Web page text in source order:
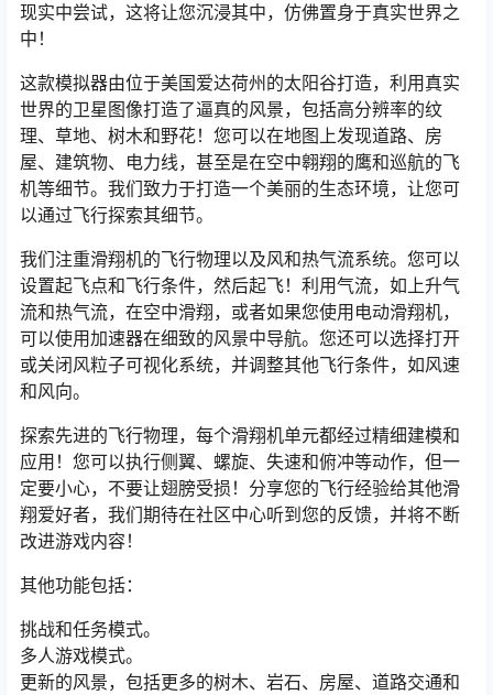
现实中尝试，这将让您沉浸其中，仿佛置身于真实世界之
中！
这款模拟器由位于美国爱达荷州的太阳谷打造，利用真实
世界的卫星图像打造了逼真的风景，包括高分辨率的纹
理、草地、树木和野花！您可以在地图上发现道路、房
屋、建筑物、电力线，甚至是在空中翱翔的鹰和巡航的飞
机等细节。我们致力于打造一个美丽的生态环境，让您可
以通过飞行探索其细节。
我们注重滑翔机的飞行物理以及风和热气流系统。您可以
设置起飞点和飞行条件，然后起飞！利用气流，如上升气
流和热气流，在空中滑翔，或者如果您使用电动滑翔机，
可以使用加速器在细致的风景中导航。您还可以选择打开
或关闭风粒子可视化系统，并调整其他飞行条件，如风速
和风向。
探索先进的飞行物理，每个滑翔机单元都经过精细建模和
应用！您可以执行侧翼、螺旋、失速和俯冲等动作，但一
定要小心，不要让翅膀受损！分享您的飞行经验给其他滑
翔爱好者，我们期待在社区中心听到您的反馈，并将不断
改进游戏内容！
其他功能包括：
挑战和任务模式。
多人游戏模式。
更新的风景，包括更多的树木、岩石、房屋、道路交通和